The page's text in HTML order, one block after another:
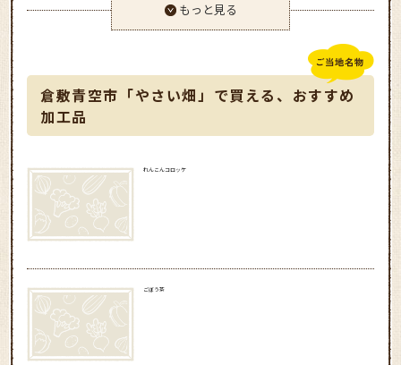
もっと見る
倉敷青空市「やさい畑」で買える、おすすめ
加工品
れんこんコロッケ
ごぼう茶